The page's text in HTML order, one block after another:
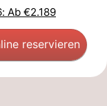
: Ab €2.189
reservieren